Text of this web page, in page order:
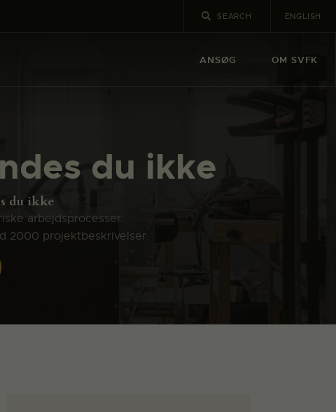
ENGLISH
ANSØG OM SVFK
du ikke
du ikke
arbejdsprocesser.
2000 projektbeskrivelser.